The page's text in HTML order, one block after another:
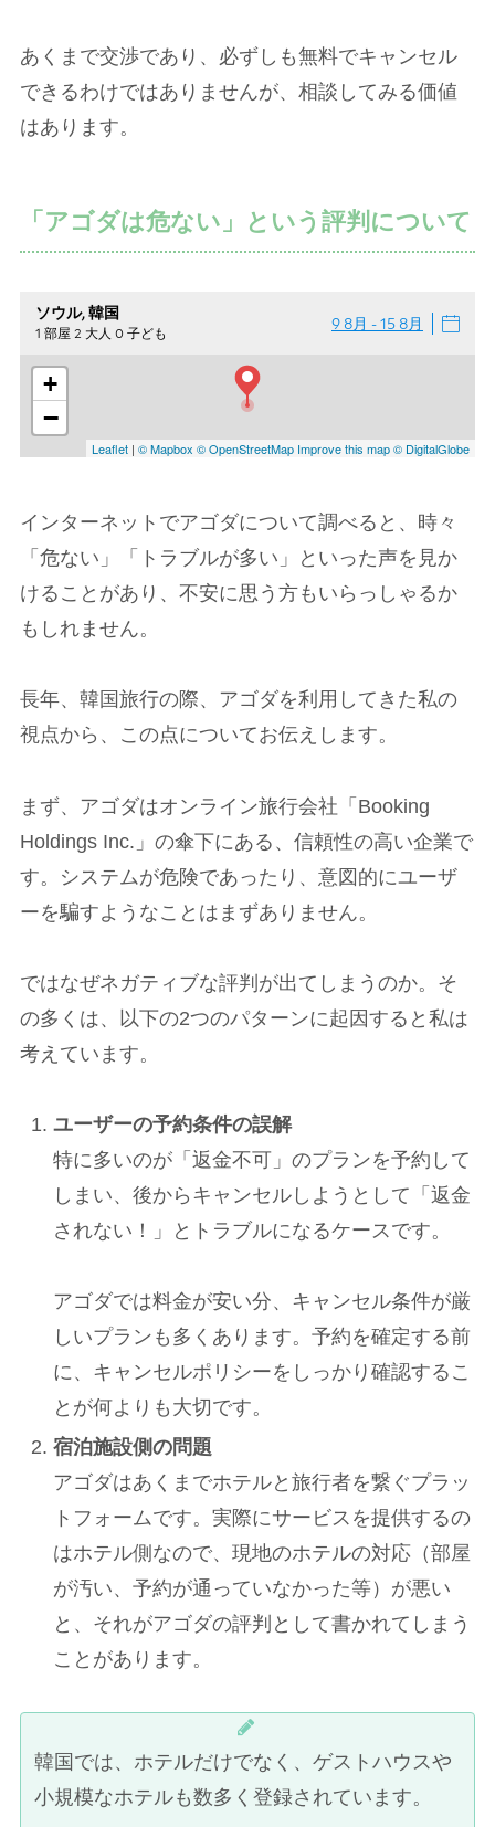
あくまで交渉であり、必ずしも無料でキャンセル
できるわけではありませんが、相談してみる価値
はあります。
「アゴダは危ない」という評判について
インターネットでアゴダについて調べると、時々
「危ない」「トラブルが多い」といった声を見か
けることがあり、不安に思う方もいらっしゃるか
もしれません。
長年、韓国旅行の際、アゴダを利用してきた私の
視点から、この点についてお伝えします。
まず、アゴダはオンライン旅行会社「Booking
Holdings Inc.」の傘下にある、信頼性の高い企業で
す。システムが危険であったり、意図的にユーザ
ーを騙すようなことはまずありません。
ではなぜネガティブな評判が出てしまうのか。そ
の多くは、以下の2つのパターンに起因すると私は
考えています。
ユーザーの予約条件の誤解
特に多いのが「返金不可」のプランを予約して
しまい、後からキャンセルしようとして「返金
されない！」とトラブルになるケースです。
アゴダでは料金が安い分、キャンセル条件が厳
しいプランも多くあります。予約を確定する前
に、キャンセルポリシーをしっかり確認するこ
とが何よりも大切です。
宿泊施設側の問題
アゴダはあくまでホテルと旅行者を繋ぐプラッ
トフォームです。実際にサービスを提供するの
はホテル側なので、現地のホテルの対応（部屋
が汚い、予約が通っていなかった等）が悪い
と、それがアゴダの評判として書かれてしまう
ことがあります。
韓国では、ホテルだけでなく、ゲストハウスや
小規模なホテルも数多く登録されています。